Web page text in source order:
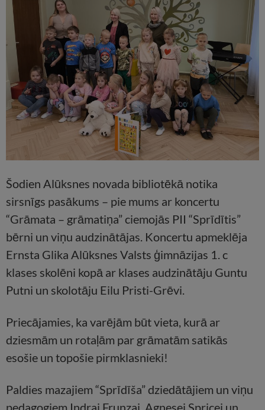
Šodien Alūksnes novada bibliotēkā notika
sirsnīgs pasākums – pie mums ar koncertu
“Grāmata – grāmatiņa” ciemojās PII “Sprīdītis”
bērni un viņu audzinātājas. Koncertu apmeklēja
Ernsta Glika Alūksnes Valsts ģimnāzijas 1. c
klases skolēni kopā ar klases audzinātāju Guntu
Putni un skolotāju Eilu Pristi-Grēvi.
Priecājamies, ka varējām būt vieta, kurā ar
dziesmām un rotaļām par grāmatām satikās
esošie un topošie pirmklasnieki!
Paldies mazajiem “Sprīdīša” dziedātājiem un viņu
pedagogiem Indrai Frunzai, Agnesei Spricei un